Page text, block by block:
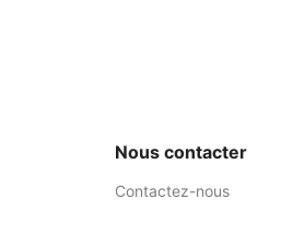
Nous contacter
Contactez-nous